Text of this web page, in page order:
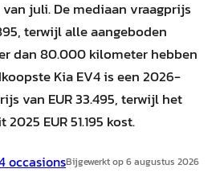
van juli. De mediaan vraagprijs
terwijl alle aangeboden
dan 80.000 kilometer hebben
Kia EV4 is een 2026-
van EUR 33.495, terwijl het
EUR 51.195 kost.
occasionsBijgewerkt op6 augustus 2026